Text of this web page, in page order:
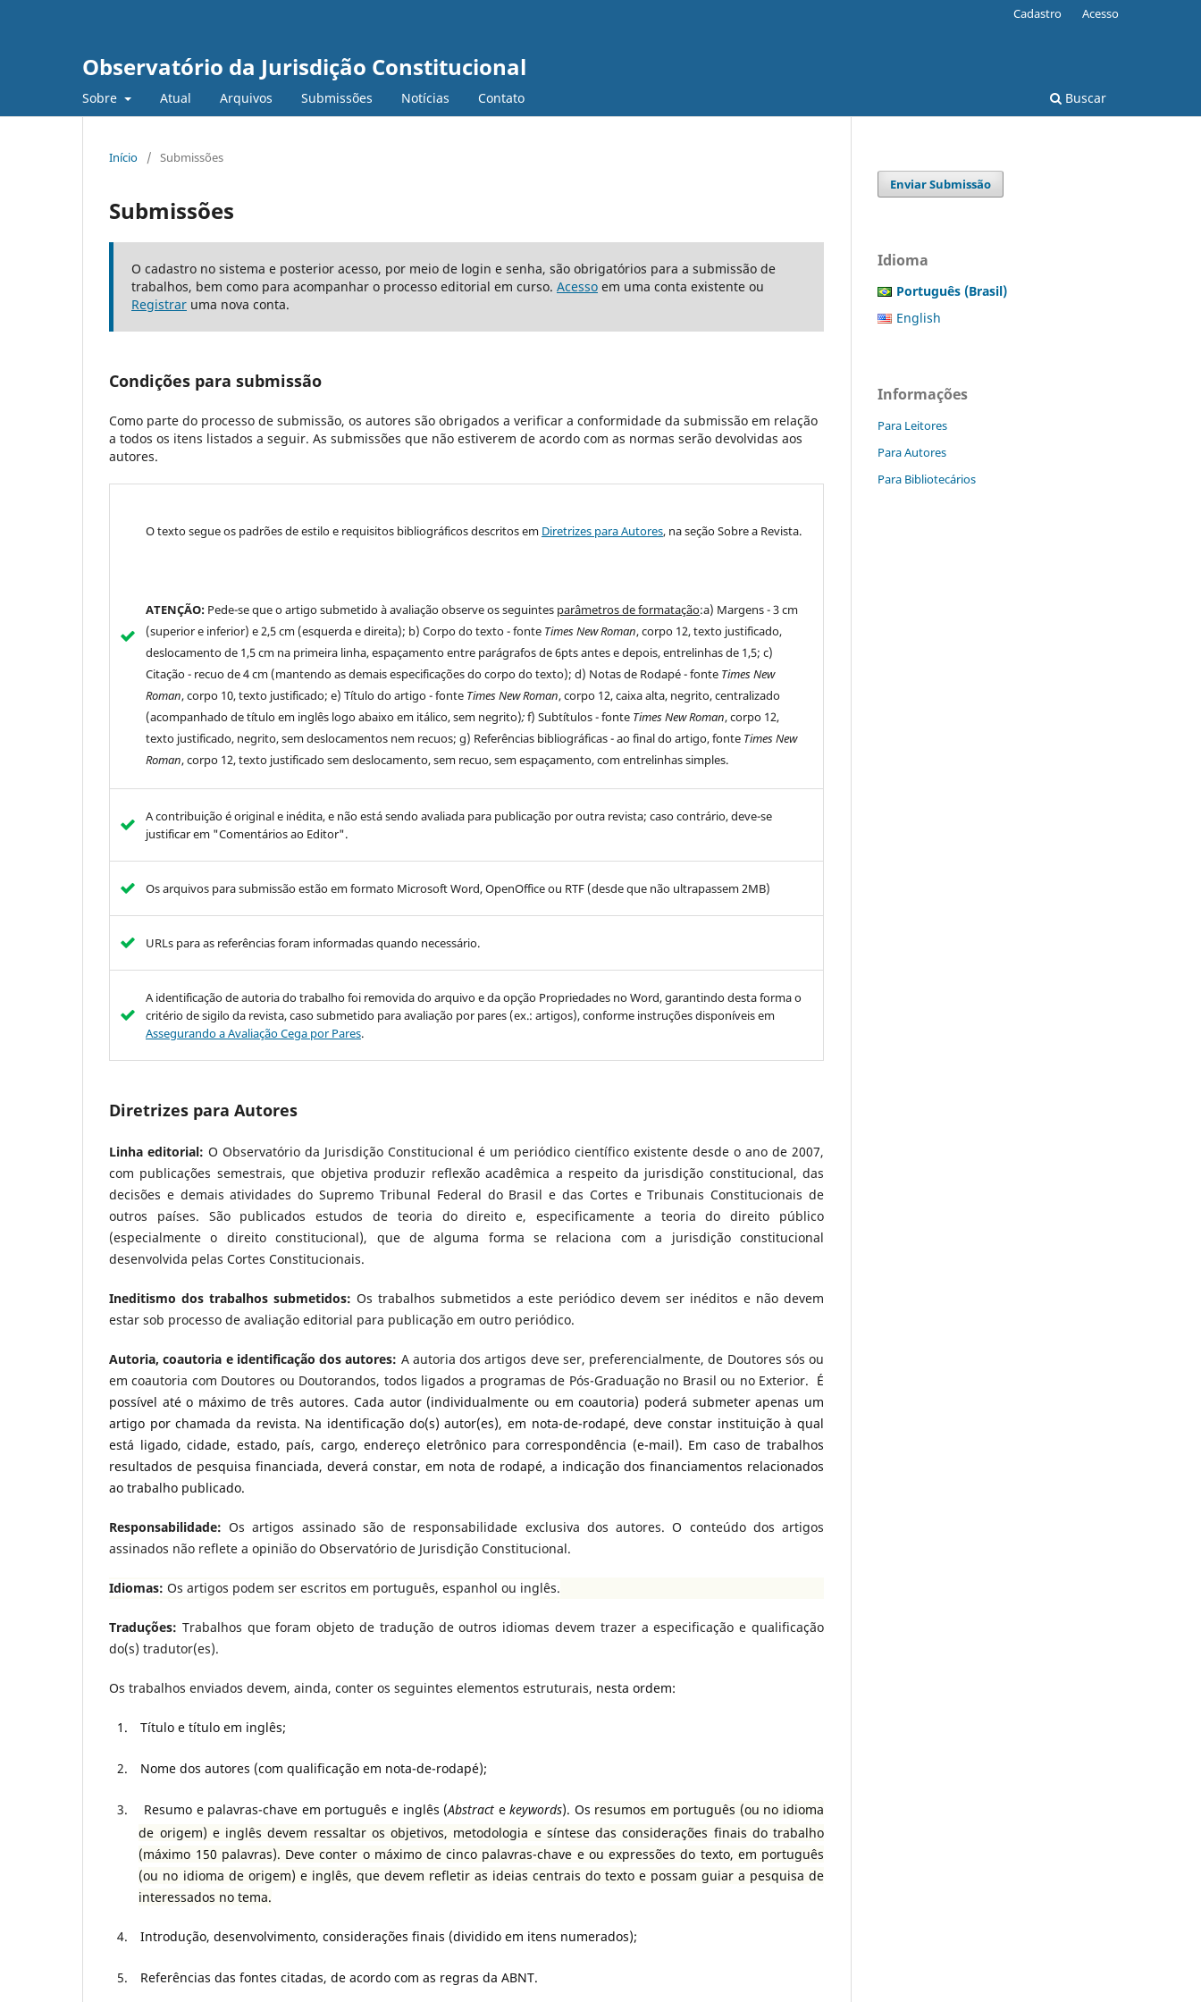
Observatório da Jurisdição Constitucional
Sobre Atual Arquivos Submissões Notícias Contato Buscar
Cadastro Acesso
Início / Submissões
Submissões
O cadastro no sistema e posterior acesso, por meio de login e senha, são obrigatórios para a submissão de
trabalhos, bem como para acompanhar o processo editorial em curso. Acesso em uma conta existente ou
Registrar uma nova conta.
Condições para submissão
Como parte do processo de submissão, os autores são obrigados a verificar a conformidade da submissão em relação
a todos os itens listados a seguir. As submissões que não estiverem de acordo com as normas serão devolvidas aos
autores.
O texto segue os padrões de estilo e requisitos bibliográficos descritos em Diretrizes para Autores, na seção Sobre a Revista.
ATENÇÃO:Pede-se que o artigo submetido à avaliação observe os seguintes parâmetros de formatação:a) Margens - 3 cm
(superior e inferior) e 2,5 cm (esquerda e direita); b) Corpo do texto - fonte Times New Roman, corpo 12, texto justificado,
deslocamento de 1,5 cm na primeira linha, espaçamento entre parágrafos de 6pts antes e depois, entrelinhas de 1,5; c)
Citação - recuo de 4 cm (mantendo as demais especificações do corpo do texto); d) Notas de Rodapé - fonte Times New
Roman, corpo 10, texto justificado; e) Título do artigo - fonte Times New Roman, corpo 12, caixa alta, negrito, centralizado
(acompanhado de título em inglês logo abaixo em itálico, sem negrito);f) Subtítulos - fonte Times New Roman, corpo 12,
texto justificado, negrito, sem deslocamentos nem recuos; g) Referências bibliográficas - ao final do artigo, fonte Times New
Roman, corpo 12, texto justificado sem deslocamento, sem recuo, sem espaçamento, com entrelinhas simples.
A contribuição é original e inédita, e não está sendo avaliada para publicação por outra revista; caso contrário, deve-se
justificar em "Comentários ao Editor".
Os arquivos para submissão estão em formato Microsoft Word, OpenOffice ou RTF (desde que não ultrapassem 2MB)
URLs para as referências foram informadas quando necessário.
A identificação de autoria do trabalho foi removida do arquivo e da opção Propriedades no Word, garantindo desta forma o
critério de sigilo da revista, caso submetido para avaliação por pares (ex.: artigos), conforme instruções disponíveis em
Assegurando a Avaliação Cega por Pares.
Diretrizes para Autores
Linha editorial: O Observatório da Jurisdição Constitucional é um periódico científico existente desde o ano de 2007,
com publicações semestrais, que objetiva produzir reflexão acadêmica a respeito da jurisdição constitucional, das
decisões e demais atividades do Supremo Tribunal Federal do Brasil e das Cortes e Tribunais Constitucionais de
outros países. São publicados estudos de teoria do direito e, especificamente a teoria do direito público
(especialmente o direito constitucional), que de alguma forma se relaciona com a jurisdição constitucional
desenvolvida pelas Cortes Constitucionais.
Ineditismo dos trabalhos submetidos: Os trabalhos submetidos a este periódico devem ser inéditos e não devem
estar sob processo de avaliação editorial para publicação em outro periódico.
Autoria, coautoria e identificação dos autores: A autoria dos artigos deve ser, preferencialmente, de Doutores sós ou
em coautoria com Doutores ou Doutorandos, todos ligados a programas de Pós-Graduação no Brasil ou no Exterior. É
possível até o máximo de três autores. Cada autor (individualmente ou em coautoria) poderá submeter apenas um
artigo por chamada da revista. Na identificação do(s) autor(es), em nota-de-rodapé, deve constar instituição à qual
está ligado, cidade, estado, país, cargo, endereço eletrônico para correspondência (e-mail). Em caso de trabalhos
resultados de pesquisa financiada, deverá constar, em nota de rodapé, a indicação dos financiamentos relacionados
ao trabalho publicado.
Responsabilidade: Os artigos assinado são de responsabilidade exclusiva dos autores. O conteúdo dos artigos
assinados não reflete a opinião do Observatório de Jurisdição Constitucional.
Idiomas: Os artigos podem ser escritos em português, espanhol ou inglês.
Traduções: Trabalhos que foram objeto de tradução de outros idiomas devem trazer a especificação e qualificação
do(s) tradutor(es).
Os trabalhos enviados devem, ainda, conter os seguintes elementos estruturais, nesta ordem:
1. Título e título em inglês;
2. Nome dos autores (com qualificação em nota-de-rodapé);
3. Resumo e palavras-chave em português e inglês (Abstract ekeywords). Os resumos em português (ou no idioma
de origem) e inglês devem ressaltar os objetivos, metodologia e síntese das considerações finais do trabalho
(máximo 150 palavras). Deve conter o máximo de cinco palavras-chave e ou expressões do texto, em português
(ou no idioma de origem) e inglês, que devem refletir as ideias centrais do texto e possam guiar a pesquisa de
interessados no tema.
4. Introdução, desenvolvimento, considerações finais (dividido em itens numerados);
5. Referências das fontes citadas, de acordo com as regras da ABNT.
Enviar Submissão
Idioma
Português (Brasil)
English
Informações
Para Leitores
Para Autores
Para Bibliotecários